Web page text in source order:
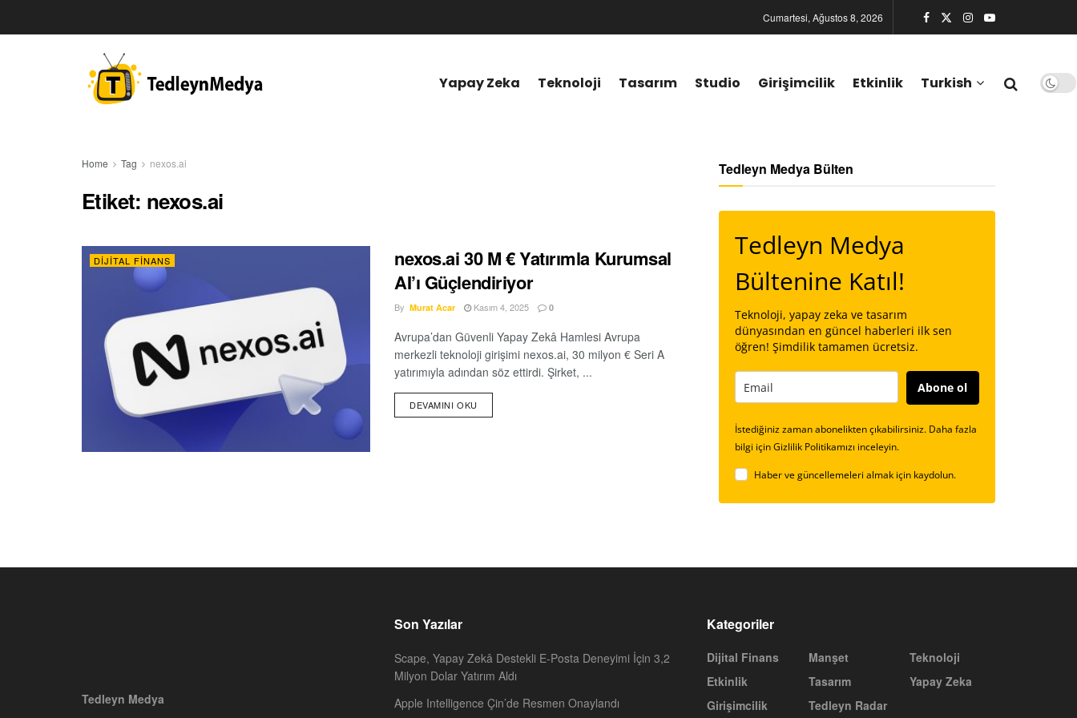
Cumartesi, Ağustos 8, 2026
Yapay Zeka Teknoloji Tasarım Studio Girişimcilik Etkinlik Turkish
Home Tag nexos.ai
Etiket: nexos.ai
DIJITAL FINANS
nexos.ai 30 M € Yatırımla Kurumsal
AI’ı Güçlendiriyor
By Murat Acar Kasım 4, 2025 0
Avrupa’dan Güvenli Yapay Zekâ Hamlesi Avrupa
merkezli teknoloji girişimi nexos.ai, 30 milyon € Seri A
yatırımıyla adından söz ettirdi. Şirket, ...
DEVAMINI OKU
Tedleyn Medya Bülten
Tedleyn Medya
Bültenine Katıl!
Teknoloji, yapay zeka ve tasarım
dünyasından en güncel haberleri ilk sen
öğren! Şimdilik tamamen ücretsiz.
Abone ol
İstediğiniz zaman abonelikten çıkabilirsiniz. Daha fazla
bilgi için Gizlilik Politikamızı inceleyin.
Haber ve güncellemeleri almak için kaydolun.
Tedleyn Medya
Son Yazılar
Scape, Yapay Zekâ Destekli E-Posta Deneyimi İçin 3,2
Milyon Dolar Yatırım Aldı
Apple Intelligence Çin’de Resmen Onaylandı
Kategoriler
Dijital Finans
Etkinlik
Girişimcilik
Manşet
Tasarım
Tedleyn Radar
Teknoloji
Yapay Zeka